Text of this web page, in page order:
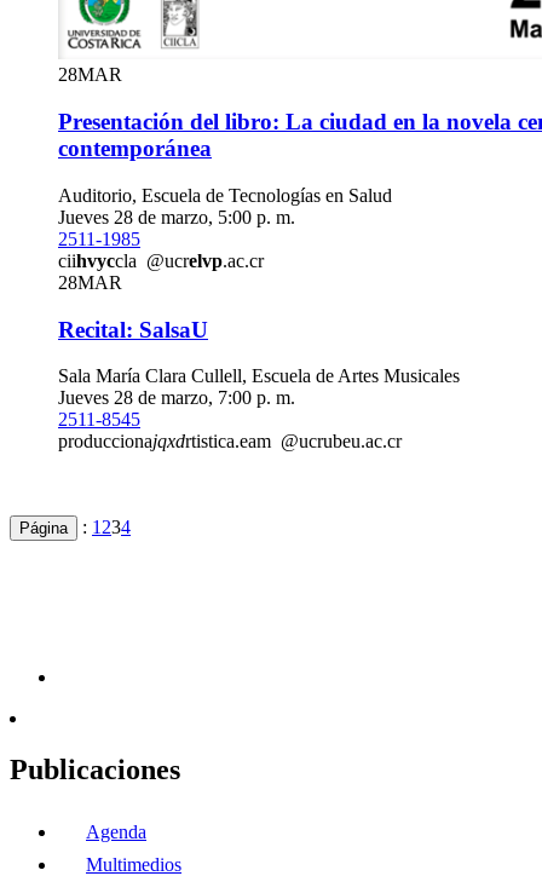
28MAR
Presentación del libro: La ciudad en la novela
contemporánea
Auditorio, Escuela de Tecnologías en Salud
Jueves 28 de marzo, 5:00 p. m.
2511-1985
ciihvyccla @ucrelvp.ac.cr
28MAR
Recital: SalsaU
Sala María Clara Cullell, Escuela de Artes Musicales
Jueves 28 de marzo, 7:00 p. m.
2511-8545
produccionajqxdrtistica.eam @ucrubeu.ac.cr
Página : 1 234
Publicaciones
Agenda
Multimedios